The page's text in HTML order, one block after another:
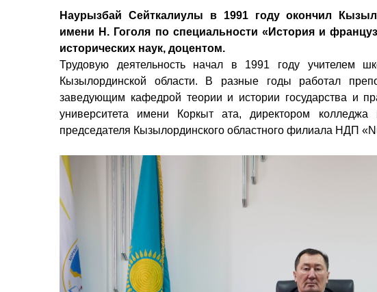
Наурызбай Сейткалиулы в 1991 году окончил
имени Н. Гоголя по специальности «История и
исторических наук, доцентом.
Трудовую деятельность начал в 1991 году учителем
Кызылординской области. В разные годы работал
заведующим кафедрой теории и истории государства и
университета имени Коркыт ата, директором колледжа
председателя Кызылординского областного филиала НДП